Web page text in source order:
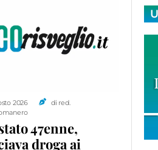
2026
di red.
47enne,
droga ai